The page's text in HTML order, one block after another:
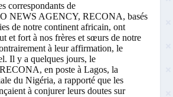
correspondants de
NEWS AGENCY, RECONA, basés
de notre continent africain, ont
et fort à nos frères et sœurs de notre
à leur affirmation, le
Il y a quelques jours, le
en poste à Lagos, la
du Nigéria, a rapporté que les
à conjurer leurs doutes sur